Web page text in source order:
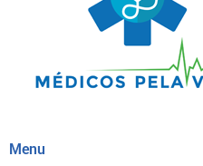
Menu